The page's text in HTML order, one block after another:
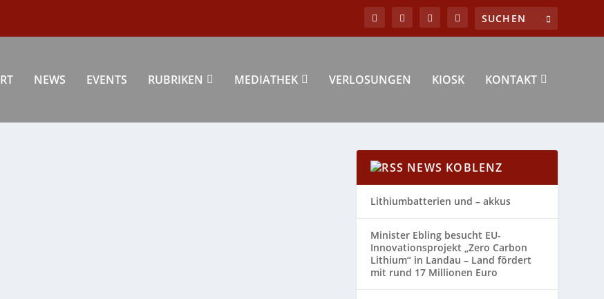
NEWS EVENTS RUBRIKEN MEDIATHEK VERLOSUNGEN KIOSK KONTAKT
NEWS KOBLENZ
Lithiumbatterien und – akkus
Minister Ebling besucht EU-
Innovationsprojekt „Zero Carbon
Lithium“ in Landau – Land fördert
mit rund 17 Millionen Euro